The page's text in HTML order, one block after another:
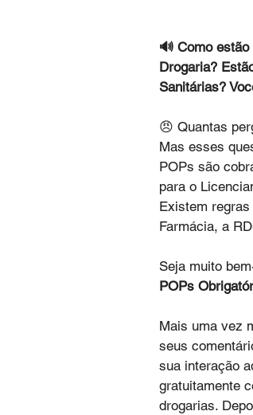
🔊 Como
Drogaria?
Sanitárias?
😠 Quantas
Mas esses
POPs são
para o
Existem
Farmácia, a
Seja muito
POPs
Mais uma vez
seus
sua interação
gratuitamente
drogarias.